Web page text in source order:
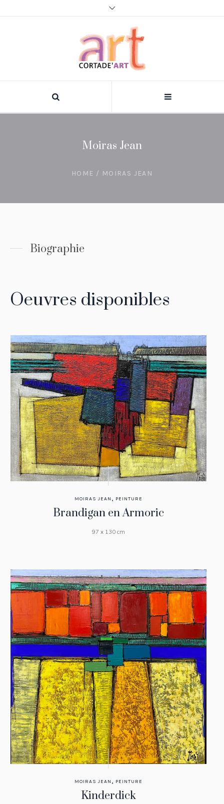
Moiras Jean
HOME / MOIRAS JEAN
Biographie
Oeuvres disponibles
MOIRAS JEAN , PEINTURE
Brandigan en Armoric
97 x 130 cm
MOIRAS JEAN , PEINTURE
Kinderdick